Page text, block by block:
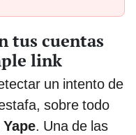
tus cuentas
link
un intento de
sobre todo
Yape. Una de las